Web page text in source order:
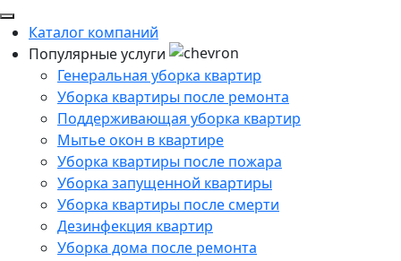
Каталог компаний
Популярные услуги
Генеральная уборка квартир
Уборка квартиры после ремонта
Поддерживающая уборка квартир
Мытье окон в квартире
Уборка квартиры после пожара
Уборка запущенной квартиры
Уборка квартиры после смерти
Дезинфекция квартир
Уборка дома после ремонта